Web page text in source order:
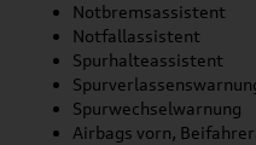
Notbremsassistent
Notfallassistent
Spurhalteassistent
Spurwechselwarnung
Airbags vorn,